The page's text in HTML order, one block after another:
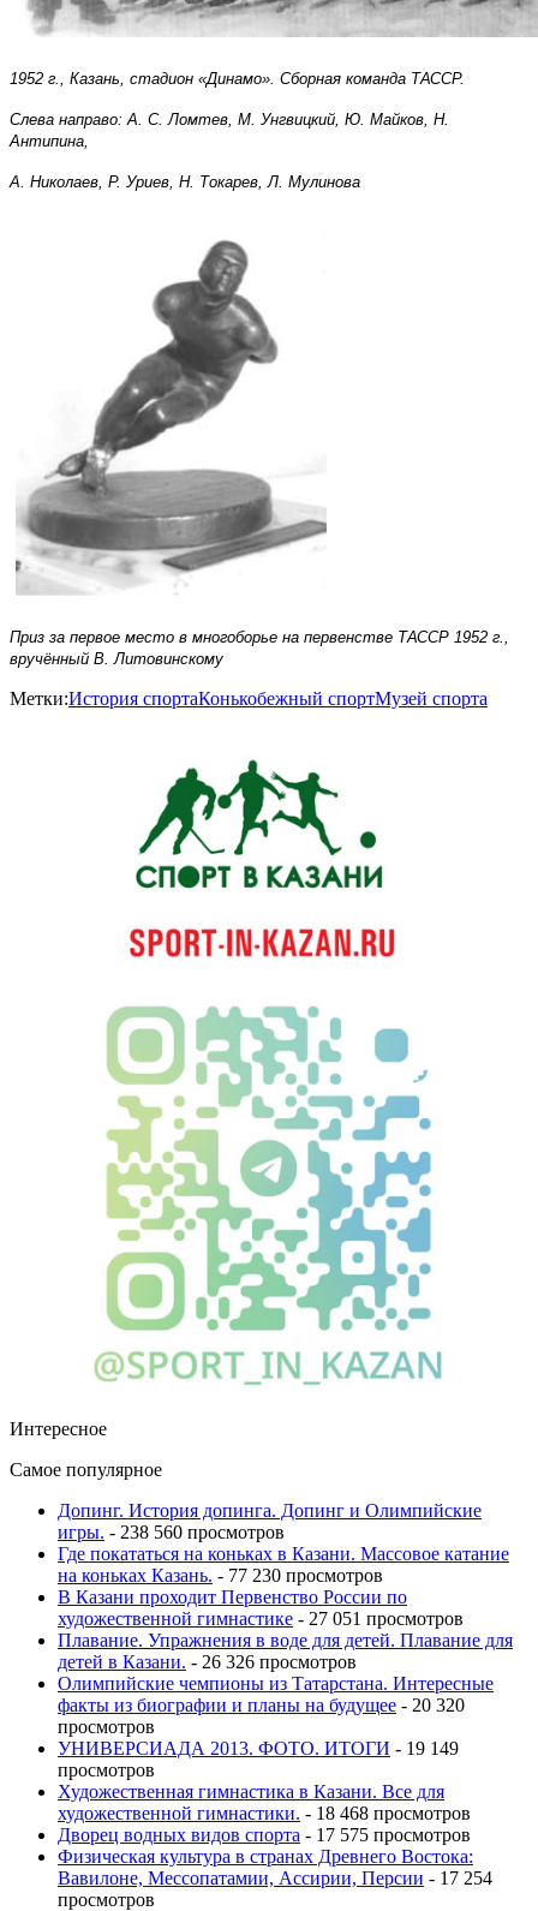
1952 г., Казань, стадион «Динамо». Сборная команда ТАССР.
Слева направо: А. С. Ломтев, М. Унгвицкий, Ю. Майков, Н.
Антипина,
А. Николаев, Р. Уриев, Н. Токарев, Л. Мулинова
Приз за первое место в многоборье на первенстве ТАССР 1952 г.,
вручённый В. Литовинскому
Метки:История спортаКонькобежный спортМузей спорта
Интересное
Самое популярное
Допинг. История допинга. Допинг и Олимпийские
игры. - 238 560 просмотров
Где покататься на коньках в Казани. Массовое катание
на коньках Казань. - 77 230 просмотров
В Казани проходит Первенство России по
художественной гимнастике - 27 051 просмотров
Плавание. Упражнения в воде для детей. Плавание для
детей в Казани. - 26 326 просмотров
Олимпийские чемпионы из Татарстана. Интересные
факты из биографии и планы на будущее - 20 320
просмотров
УНИВЕРСИАДА 2013. ФОТО. ИТОГИ - 19 149
просмотров
Художественная гимнастика в Казани. Все для
художественной гимнастики. - 18 468 просмотров
Дворец водных видов спорта - 17 575 просмотров
Физическая культура в странах Древнего Востока:
Вавилоне, Мессопатамии, Ассирии, Персии - 17 254
просмотров